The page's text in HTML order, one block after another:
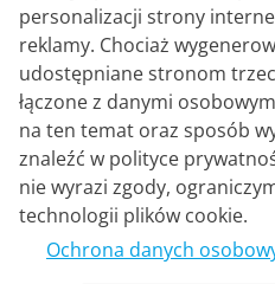
Partner Dostawczy
personalizacji strony
reklamy. Chociaż
udostępniane stronom
łączone z danymi
na ten temat oraz sposób
znaleźć w polityce
nie wyrazi zgody,
technologii plików cookie.
Ochrona danych